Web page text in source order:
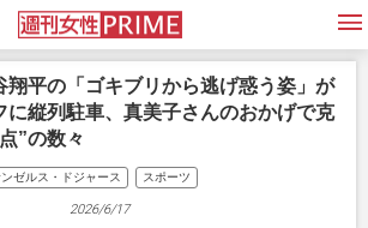
open
翔平の「ゴキブリから逃げ惑う姿」が
に縦列駐車、真美子さんのおかげで克
”の数々
ンゼルス・ドジャース スポーツ
2026/6/17